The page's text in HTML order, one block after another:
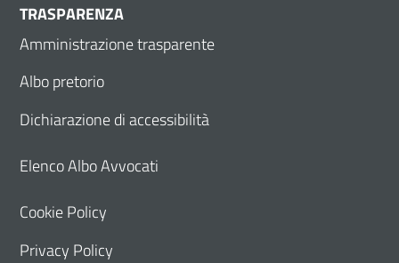
TRASPARENZA
Amministrazione trasparente
Albo pretorio
Dichiarazione di accessibilità
Elenco Albo Avvocati
Cookie Policy
Privacy Policy